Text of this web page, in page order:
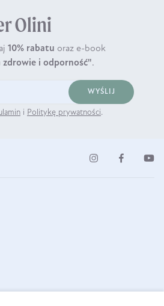
Olini
10% rabatu oraz e-book
zdrowie i odporność".
WYŚLIJ
i Politykę prywatności.